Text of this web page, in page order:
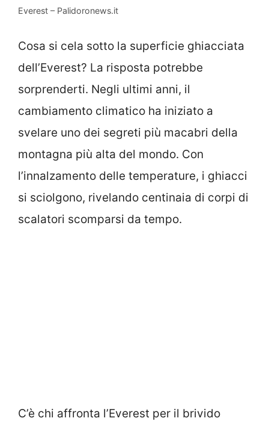
Everest – Palidoronews.it
Cosa si cela sotto la superficie ghiacciata
dell’Everest? La risposta potrebbe
sorprenderti. Negli ultimi anni, il
cambiamento climatico ha iniziato a
svelare uno dei segreti più macabri della
montagna più alta del mondo. Con
l’innalzamento delle temperature, i ghiacci
si sciolgono, rivelando centinaia di corpi di
scalatori scomparsi da tempo.
C’è chi affronta l’Everest per il brivido